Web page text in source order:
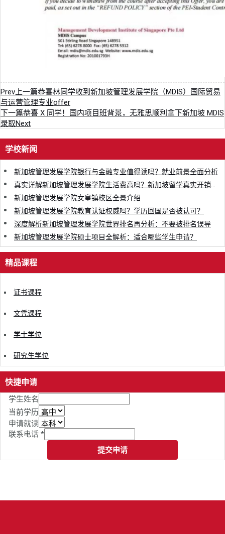
Prev上一篇恭喜林同学收到新加坡管理发展学院（MDIS）国际贸易
与运营管理专业offer
下一篇恭喜 X 同学！国内项目班背景，无雅思顺利拿下新加坡 MDIS
录取Next
学校新闻
新加坡管理发展学院银行与金融专业值得读吗？就业前景全面分析
新加坡管理发展学院女皇镇校区全景介绍
新加坡管理发展学院教育认证权威吗？学历回国是否被认可？
深度解析新加坡管理发展学院世界排名再分析：不要被排名误导
新加坡管理发展学院硕士项目全解析：适合哪些学生申请？
精品课程
证书课程
文凭课程
学士学位
研究生学位
快捷申请
学生姓名
当前学历
申请就读
联系电话 *
提交申请